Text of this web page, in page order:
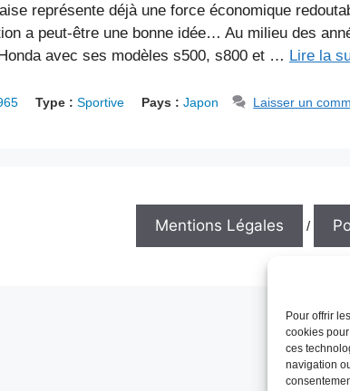
Pour offrir
cookies
ces
navigation
représente déjà une force économique
a peut-être une bonne idée… Au milieu des
avec ses modèles s500, s800 et … Lire la
Type : Sportive Pays : Japon Laisser un
Mentions Légales /